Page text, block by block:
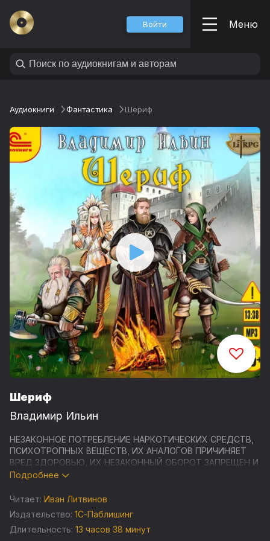
Войти Меню
Аудиокниги Фантастика Шериф
Шериф
Владимир Ильин
НЕЗАКОННОЕ ПОТРЕБЛЕНИЕ НАРКОТИЧЕСКИХ СРЕДСТВ,
ПСИХОТРОПНЫХ ВЕЩЕСТВ, ИХ АНАЛОГОВ ПРИЧИНЯЕТ
ВРЕД ЗДОРОВЬЮ, ИХ НЕЗАКОННЫЙ ОБОРОТ ЗАПРЕЩЕН И
ВЛЕЧЕТ УСТАНОВЛЕННУЮ ЗАКОНОДАТЕЛЬСТВОМ
Владимир Алексеевич Ильин — современный писатель-
фантаст, обладающий ярким, узнаваемым стилем. В
созданных им фантастических мирах всегда есть место
Подробнее
Читает: Иван Литвинов
Издательство: 1С-Паблишинг
Длительность: 13 часов 38 минут